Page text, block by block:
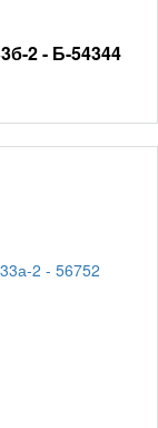
2 - Б-54344